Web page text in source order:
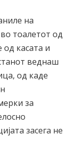
на
тоалетот од
од касата и
веднаш
од каде
за
засега не